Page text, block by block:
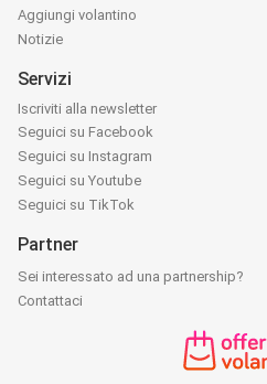
Aggiungi volantino
Notizie
Servizi
Iscriviti alla newsletter
Seguici su Facebook
Seguici su Instagram
Seguici su Youtube
Seguici su TikTok
Partner
Sei interessato ad una partnership?
Contattaci